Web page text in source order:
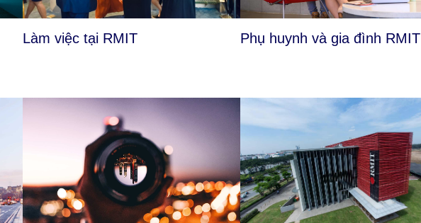
Làm việc tại RMIT Phụ huynh và gia đình RMIT